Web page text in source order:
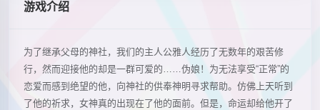
游戏介绍
为了继承父母的神社，我们的主人公雅人经历了无数年的艰苦修
行，然而迎接他的却是一群可爱的……伪娘！为无法享受“正常”的
恋爱而感到绝望的他，向神社的供奉神明寻求帮助。仿佛上天听到
了他的祈求，女神真的出现在了他的面前。但是，命运却给他开了